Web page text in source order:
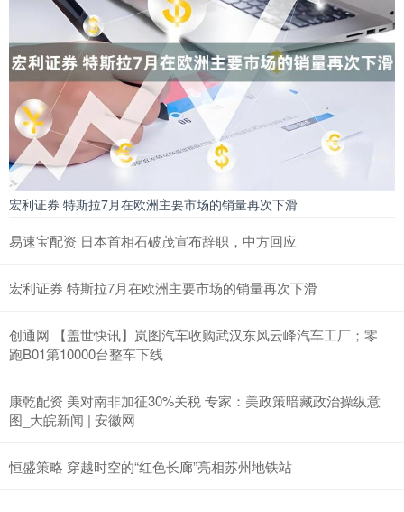
宏利证券 特斯拉7月在欧洲主要市场的销量再次下滑
易速宝配资 日本首相石破茂宣布辞职，中方回应
宏利证券 特斯拉7月在欧洲主要市场的销量再次下滑
创通网 【盖世快讯】岚图汽车收购武汉东风云峰汽车工厂；零
跑B01第10000台整车下线
康乾配资 美对南非加征30%关税 专家：美政策暗藏政治操纵意
图_大皖新闻 | 安徽网
恒盛策略 穿越时空的“红色长廊”亮相苏州地铁站